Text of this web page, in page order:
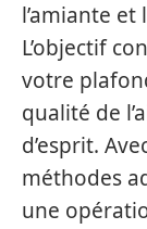
l’amiante
L’objectif
votre
qualité de
d’esprit.
méthodes
une